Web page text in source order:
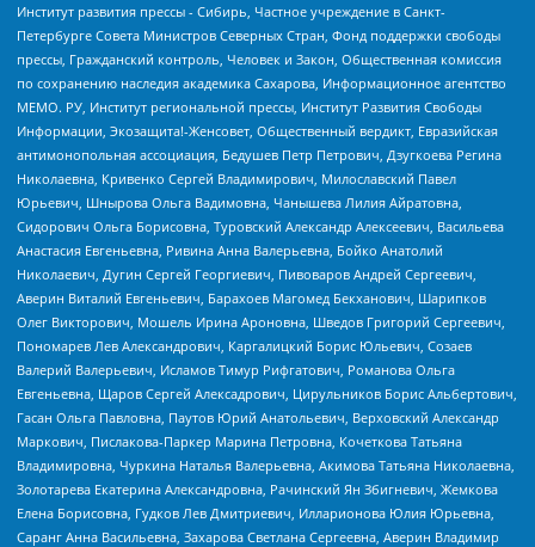
Институт развития прессы - Сибирь, Частное учреждение в Санкт-
Петербурге Совета Министров Северных Стран, Фонд поддержки свободы
прессы, Гражданский контроль, Человек и Закон, Общественная комиссия
по сохранению наследия академика Сахарова, Информационное агентство
МЕМО. РУ, Институт региональной прессы, Институт Развития Свободы
Информации, Экозащита!-Женсовет, Общественный вердикт, Евразийская
антимонопольная ассоциация, Бедушев Петр Петрович, Дзугкоева Регина
Николаевна, Кривенко Сергей Владимирович, Милославский Павел
Юрьевич, Шнырова Ольга Вадимовна, Чанышева Лилия Айратовна,
Сидорович Ольга Борисовна, Туровский Александр Алексеевич, Васильева
Анастасия Евгеньевна, Ривина Анна Валерьевна, Бойко Анатолий
Николаевич, Дугин Сергей Георгиевич, Пивоваров Андрей Сергеевич,
Аверин Виталий Евгеньевич, Барахоев Магомед Бекханович, Шарипков
Олег Викторович, Мошель Ирина Ароновна, Шведов Григорий Сергеевич,
Пономарев Лев Александрович, Каргалицкий Борис Юльевич, Созаев
Валерий Валерьевич, Исламов Тимур Рифгатович, Романова Ольга
Евгеньевна, Щаров Сергей Алексадрович, Цирульников Борис Альбертович,
Гасан Ольга Павловна, Паутов Юрий Анатольевич, Верховский Александр
Маркович, Пислакова-Паркер Марина Петровна, Кочеткова Татьяна
Владимировна, Чуркина Наталья Валерьевна, Акимова Татьяна Николаевна,
Золотарева Екатерина Александровна, Рачинский Ян Збигневич, Жемкова
Елена Борисовна, Гудков Лев Дмитриевич, Илларионова Юлия Юрьевна,
Саранг Анна Васильевна, Захарова Светлана Сергеевна, Аверин Владимир